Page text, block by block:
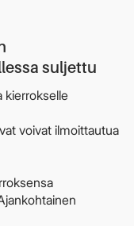
suljettu
kierrokselle
voivat ilmoittautua